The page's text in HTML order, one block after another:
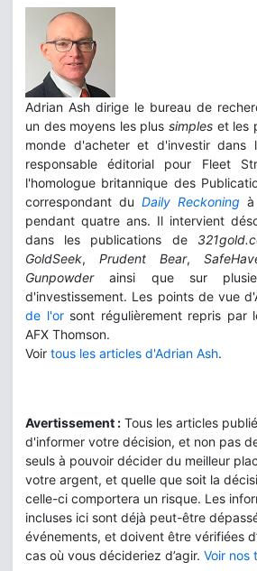
Adrian Ash dirige le bureau de
un des moyens les plus simples et les
monde d'acheter et d'investir dans
responsable éditorial pour Fleet
l'homologue britannique des
correspondant du Daily Reckoning
pendant quatre ans. Il intervient
dans les publications de
GoldSeek, Prudent Bear,
Gunpowderainsi que sur
d'investissement. Les points de vue
de l'orsont régulièrement repris par
AFX Thomson.
Voir tous les articles d'Adrian Ash.
Avertissement : Tous les articles
d'informer votre décision, et non pas
seuls à pouvoir décider du meilleur
votre argent, et quelle que soit la
celle-ci comportera un risque. Les
incluses ici sont déjà peut-être
événements, et doivent être vérifiées
cas où vous décideriez d’agir. Voir nos